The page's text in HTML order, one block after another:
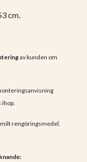
cm.
av kunden om
ihop.
rengöringsmedel.